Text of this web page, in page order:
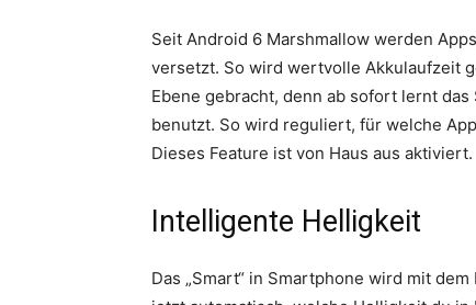
Seit Android 6 Marshmallow werden
versetzt. So wird wertvolle Akkulaufzeit
Ebene gebracht, denn ab sofort lernt
benutzt. So wird reguliert, für welche
Dieses Feature ist von Haus aus aktiviert.
Intelligente Helligkeit
Das „Smart“ in Smartphone wird mit